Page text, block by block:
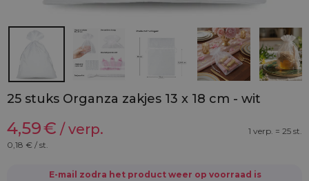
25 stuks Organza zakjes 13 x 18 cm - wit
4,59€ / verp.
1 verp. = 25 st.
0,18 € / st.
E-mail zodra het product weer op voorraad is